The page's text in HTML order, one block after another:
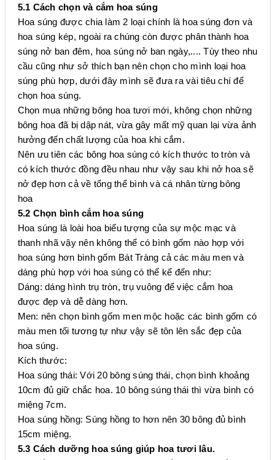
5.1 Cách chọn và cắm hoa súng
Hoa súng được chia làm 2 loại chính là hoa súng đơn và
hoa súng kép, ngoài ra chúng còn được phân thành hoa
súng nở ban đêm, hoa súng nở ban ngày,.... Tùy theo nhu
cầu cũng như sở thích bạn nên chọn cho mình loại hoa
súng phù hợp, dưới đây mình sẽ đưa ra vài tiêu chí để
chọn hoa súng.
Chọn mua những bông hoa tươi mới, không chọn những
bông hoa đã bị dập nát, vừa gây mất mỹ quan lại vừa ảnh
hưởng đến chất lượng của hoa khi cắm.
Nên ưu tiên các bông hoa súng có kích thước to tròn và
có kích thước đồng đều nhau như vậy sau khi nở hoa sẽ
nở đẹp hơn cả về tổng thể bình và cá nhân từng bông
hoa
5.2 Chọn bình cắm hoa súng
Hoa súng là loài hoa biểu tượng của sự mộc mạc và
thanh nhã vậy nên không thể có bình gốm nào hợp với
hoa súng hơn bình gốm Bát Tràng cả các màu men và
dáng phù hợp với hoa súng có thể kể đến như:
Dáng: dáng hình trụ tròn, trụ vuông để việc cắm hoa
được đẹp và dễ dàng hơn.
Men: nên chọn bình gốm men mộc hoặc các bình gốm có
màu men tối tương tự như vậy sẽ tôn lên sắc đẹp của
hoa súng.
Kích thước:
Hoa súng thái: Với 20 bông súng thái, chọn bình khoảng
10cm đủ giữ chắc hoa. 10 bông súng thái thì vừa bình có
miệng 7cm.
Hoa súng hồng: Súng hồng to hơn nên 30 bông đủ bình
15cm miệng.
5.3 Cách dưỡng hoa súng giúp hoa tươi lâu.